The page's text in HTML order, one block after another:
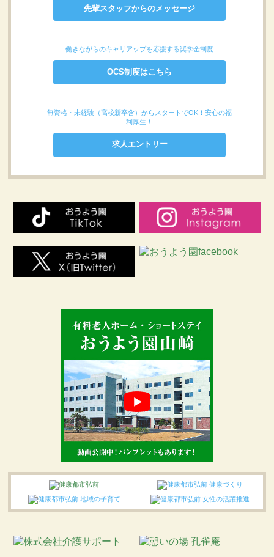
先輩スタッフからのメッセージ
働きながらのキャリアップを応援する奨学金制度
OCS制度はこちら
無資格・未経験（高校新卒含）からスタートでOK！安心の福
利厚生！
求人エントリー